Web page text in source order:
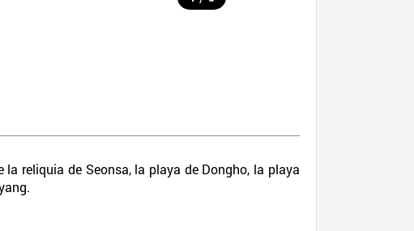
reliquia de Seonsa, la playa de Dongho, la playa